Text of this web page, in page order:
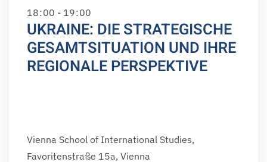
18:00 - 19:00
UKRAINE: DIE STRATEGISCHE
GESAMTSITUATION UND IHRE
REGIONALE PERSPEKTIVE
Vienna School of International Studies,
Favoritenstraße 15a, Vienna